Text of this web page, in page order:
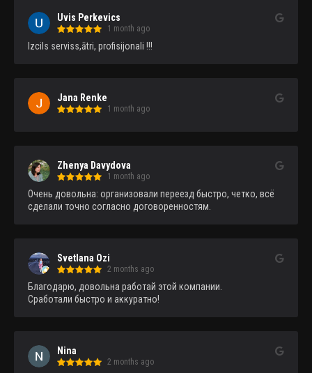
Uvis Perkevics
1 month ago
Izcils serviss,ātri, profisijonali !!!
Jana Renke
1 month ago
Zhenya Davydova
1 month ago
Очень довольна: организовали переезд быстро, четко, всё
сделали точно согласно договоренностям.
Svetlana Ozi
2 months ago
Благодарю, довольна работай этой компании.
Сработали быстро и аккуратно!
Nina
2 months ago